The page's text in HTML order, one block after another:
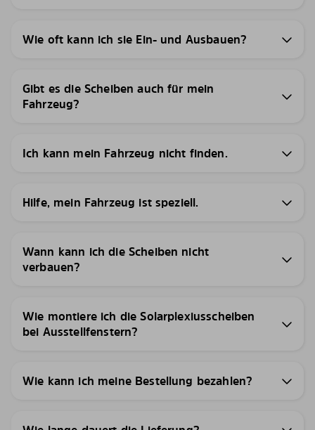
Wie oft kann ich sie Ein- und Ausbauen?
Gibt es die Scheiben auch für mein
Fahrzeug?
Ich kann mein Fahrzeug nicht finden.
Hilfe, mein Fahrzeug ist speziell.
Wann kann ich die Scheiben nicht
verbauen?
Wie montiere ich die Solarplexiusscheiben
bei Ausstellfenstern?
Wie kann ich meine Bestellung bezahlen?